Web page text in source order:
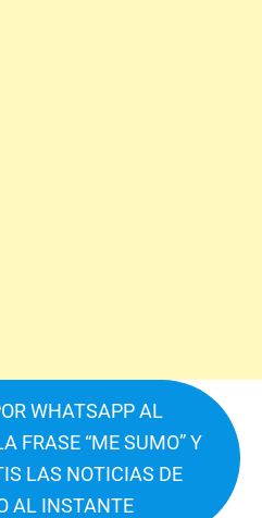
WHATSAPP AL
FRASE “ME SUMO” Y
LAS NOTICIAS DE
AL INSTANTE